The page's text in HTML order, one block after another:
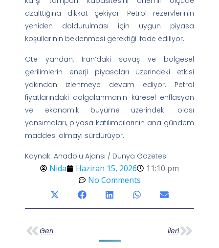
azalttığına dikkat çekiyor. Petrol rezervlerinin
yeniden doldurulması için uygun piyasa
koşullarının beklenmesi gerektiği ifade ediliyor.
Öte yandan, İran’daki savaş ve bölgesel
gerilimlerin enerji piyasaları üzerindeki etkisi
yakından izlenmeye devam ediyor. Petrol
fiyatlarındaki dalgalanmanın küresel enflasyon
ve ekonomik büyüme üzerindeki olası
yansımaları, piyasa katılımcılarının ana gündem
maddesi olmayı sürdürüyor.
Kaynak: Anadolu Ajansı / Dünya Gazetesi
Nida Haziran 15, 2026
11:10 pm
No Comments
Geri İleri